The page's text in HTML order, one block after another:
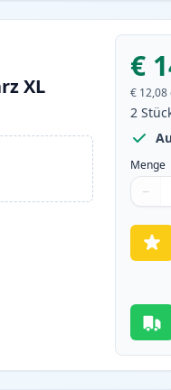
XL
€
€ 12,08
2
Menge
Menge
−
Menge